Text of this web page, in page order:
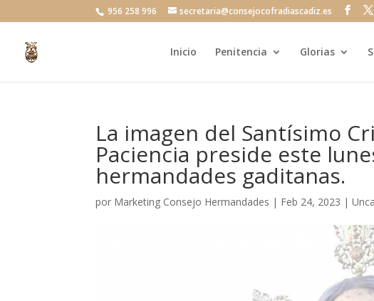
956 258 996 secretaria@consejocofradiascadiz.es
Inicio Penitencia Glorias
La imagen del Santísimo
Paciencia preside este
hermandades gaditanas.
por Marketing Consejo Hermandades | Feb 24, 2023 |